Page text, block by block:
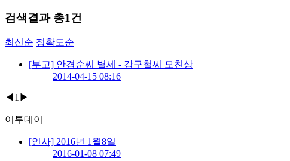
검색결과 총1건
최신순 정확도순
[부고] 안경순씨 별세 - 강구철씨 모친상
2014-04-15 08:16
◀ 1 ▶
이투데이
[인사] 2016년 1월8일
2016-01-08 07:49